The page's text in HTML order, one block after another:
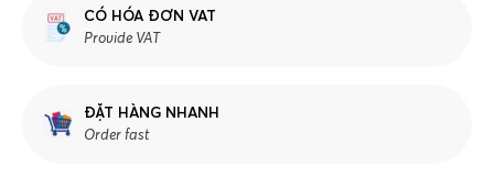
CÓ HÓA ĐƠN VAT
Provide VAT
ĐẶT HÀNG NHANH
Order fast